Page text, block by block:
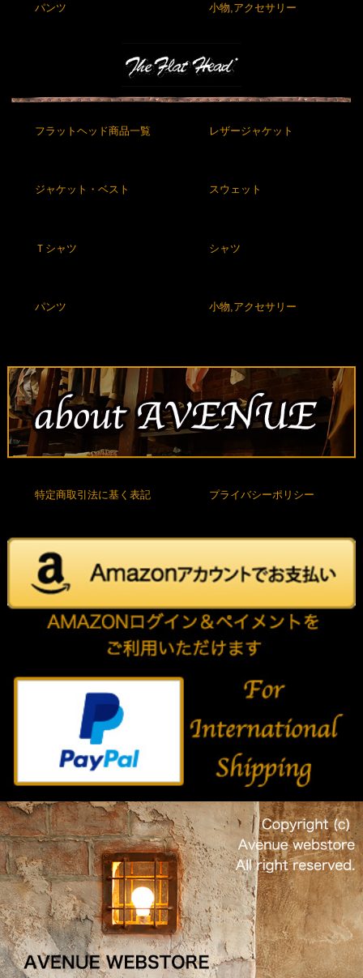
パンツ 小物,アクセサリー
フラットヘッド商品一覧 レザージャケット
ジャケット・ベスト スウェット
Ｔシャツ シャツ
パンツ 小物,アクセサリー
特定商取引法に基く表記 プライバシーポリシー